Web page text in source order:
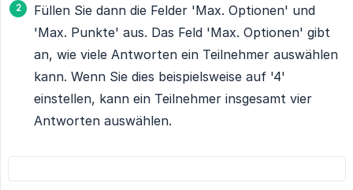
Füllen Sie dann die Felder 'Max. Optionen' und
'Max. Punkte' aus. Das Feld 'Max. Optionen' gibt
an, wie viele Antworten ein Teilnehmer auswählen
kann. Wenn Sie dies beispielsweise auf '4'
einstellen, kann ein Teilnehmer insgesamt vier
Antworten auswählen.